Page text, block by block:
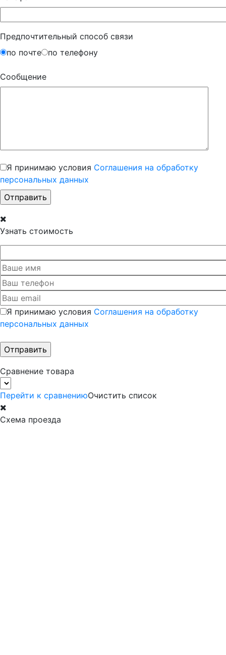
Предпочтительный способ связи
по почте
по телефону
Сообщение
Я принимаю условия Соглашения на обработку
персональных данных
Узнать стоимость
Я принимаю условия Соглашения на обработку
персональных данных
Сравнение товара
Перейти к сравнениюОчистить список
Схема проезда